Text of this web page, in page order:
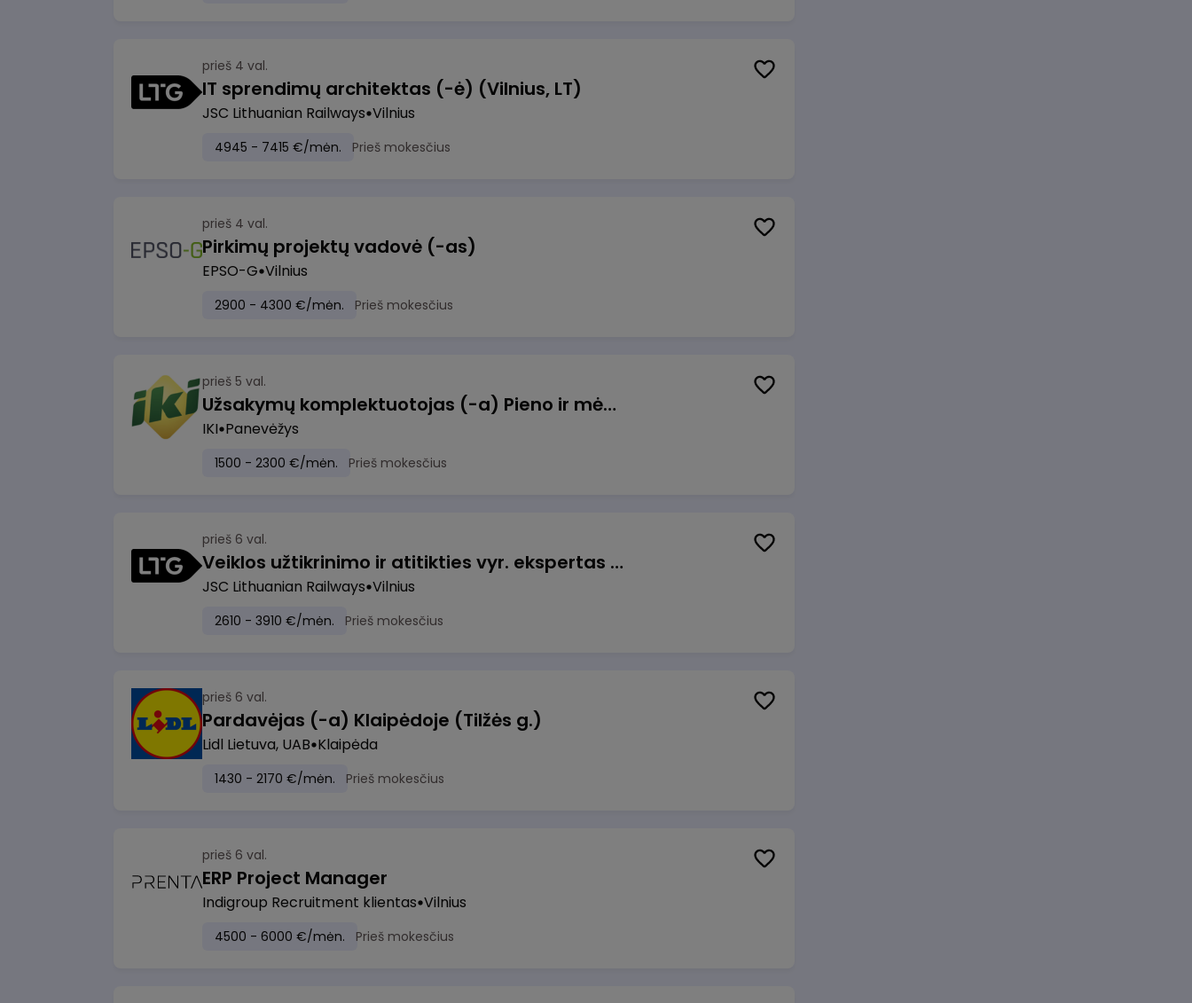
prieš 4 val.
IT sprendimų architektas (-ė) (Vilnius, LT)
JSC Lithuanian Railways Vilnius
4945 - 7415 €/mėn. Prieš mokesčius
prieš 4 val.
Pirkimų projektų vadovė (-as)
EPSO-G Vilnius
2900 - 4300 €/mėn. Prieš mokesčius
prieš 5 val.
Užsakymų komplektuotojas (-a) Pieno ir mėsos sandėlyje
IKI Panevėžys
1500 - 2300 €/mėn. Prieš mokesčius
prieš 6 val.
Veiklos užtikrinimo ir atitikties vyr. ekspertas (-ė) (Vilnius, LT)
JSC Lithuanian Railways Vilnius
2610 - 3910 €/mėn. Prieš mokesčius
prieš 6 val.
Pardavėjas (-a) Klaipėdoje (Tilžės g.)
Lidl Lietuva, UAB Klaipėda
1430 - 2170 €/mėn. Prieš mokesčius
prieš 6 val.
ERP Project Manager
Indigroup Recruitment klientas Vilnius
4500 - 6000 €/mėn. Prieš mokesčius